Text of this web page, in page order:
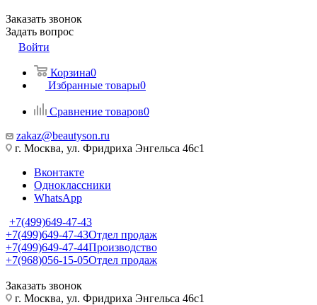
Заказать звонок
Задать вопрос
Войти
Корзина0
Избранные товары0
Сравнение товаров0
zakaz@beautyson.ru
г. Москва, ул. Фридриха Энгельса 46с1
Вконтакте
Одноклассники
WhatsApp
+7(499)649-47-43
+7(499)649-47-43Отдел продаж
+7(499)649-47-44Производство
+7(968)056-15-05Отдел продаж
Заказать звонок
г. Москва, ул. Фридриха Энгельса 46с1